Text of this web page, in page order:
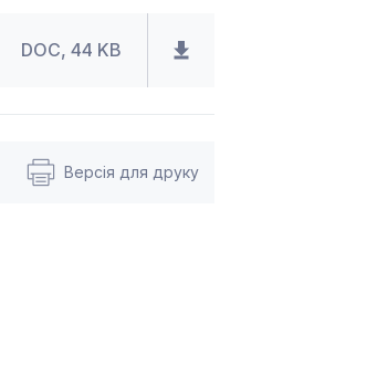
DOC, 44 KB
Версія для друку